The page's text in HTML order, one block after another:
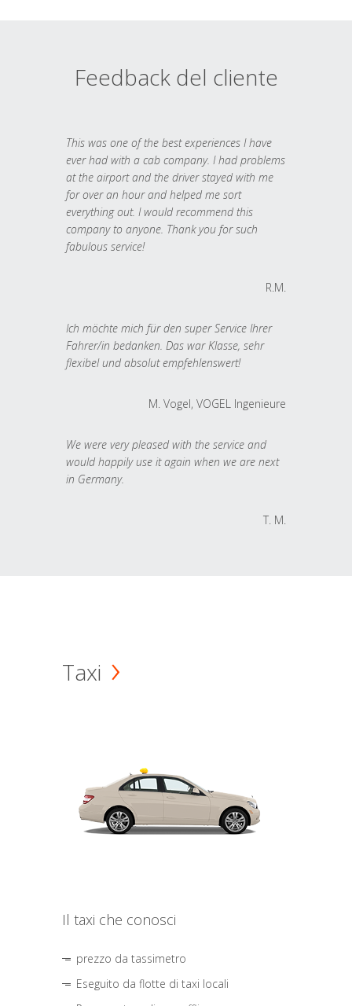
Feedback del cliente
This was one of the best experiences I have
ever had with a cab company. I had problems
at the airport and the driver stayed with me
for over an hour and helped me sort
everything out. I would recommend this
company to anyone. Thank you for such
fabulous service!
R.M.
Ich möchte mich für den super Service Ihrer
Fahrer/in bedanken. Das war Klasse, sehr
flexibel und absolut empfehlenswert!
M. Vogel, VOGEL Ingenieure
We were very pleased with the service and
would happily use it again when we are next
in Germany.
T. M.
Taxi
Il taxi che conosci
prezzo da tassimetro
Eseguito da flotte di taxi locali